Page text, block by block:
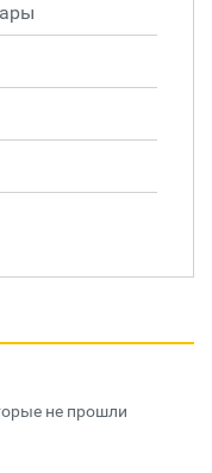
не прошли